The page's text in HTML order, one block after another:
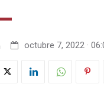
octubre 7, 2022 ·